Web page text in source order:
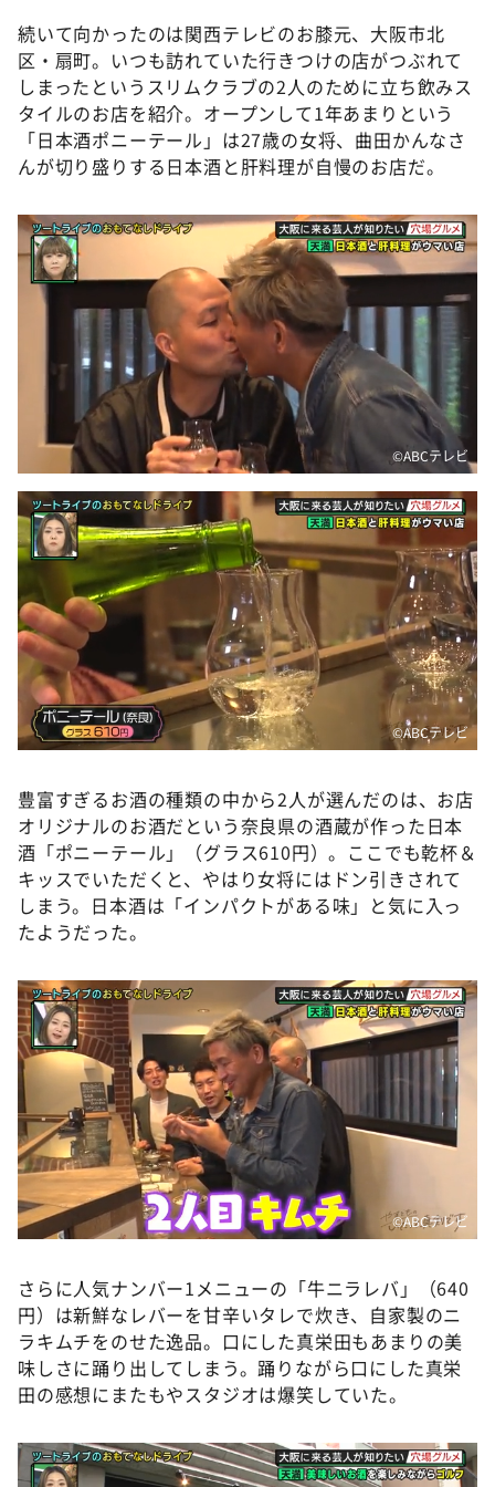
続いて向かったのは関西テレビのお膝元、大阪市北
区・扇町。いつも訪れていた行きつけの店がつぶれて
しまったというスリムクラブの2人のために立ち飲みス
タイルのお店を紹介。オープンして1年あまりという
「日本酒ポニーテール」は27歳の女将、曲田かんなさ
んが切り盛りする日本酒と肝料理が自慢のお店だ。
©ABCテレビ
©ABCテレビ
豊富すぎるお酒の種類の中から2人が選んだのは、お店
オリジナルのお酒だという奈良県の酒蔵が作った日本
酒「ポニーテール」（グラス610円）。ここでも乾杯＆
キッスでいただくと、やはり女将にはドン引きされて
しまう。日本酒は「インパクトがある味」と気に入っ
たようだった。
©ABCテレビ
さらに人気ナンバー1メニューの「牛ニラレバ」（640
円）は新鮮なレバーを甘辛いタレで炊き、自家製のニ
ラキムチをのせた逸品。口にした真栄田もあまりの美
味しさに踊り出してしまう。踊りながら口にした真栄
田の感想にまたもやスタジオは爆笑していた。